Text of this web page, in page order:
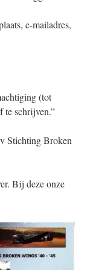
e-mailadres,
(tot
te schrijven.”
Stichting Broken
Bij deze onze